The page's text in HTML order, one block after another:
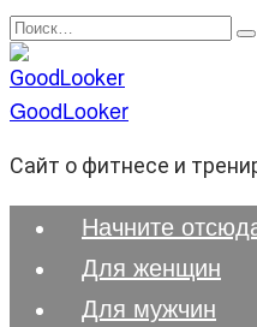
Перейти
к
содержанию
Search
for:
GoodLooker
Сайт о фитнесе и
Начните
Для женщин
Для мужчин